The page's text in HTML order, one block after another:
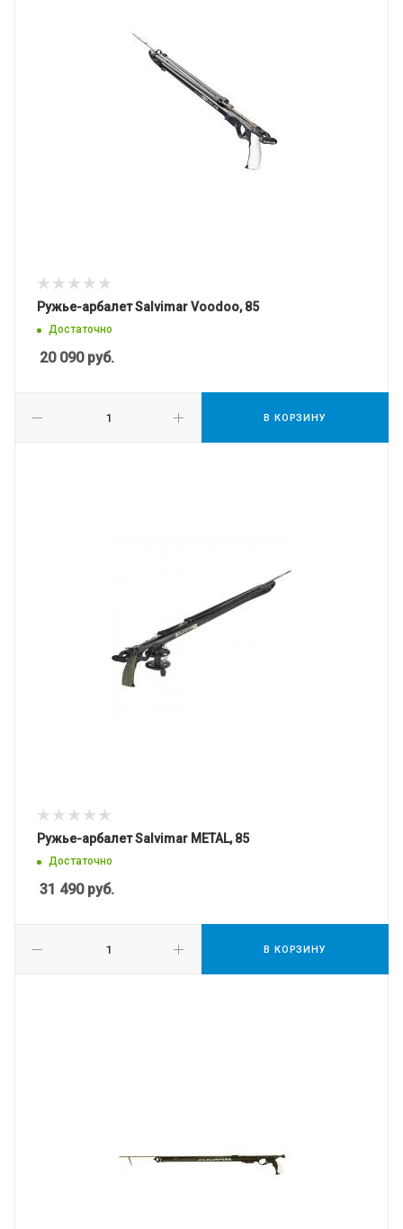
Ружье-арбалет Salvimar Voodoo, 85
Достаточно
20 090руб.
В КОРЗИНУ
Ружье-арбалет Salvimar METAL, 85
Достаточно
31 490руб.
В КОРЗИНУ